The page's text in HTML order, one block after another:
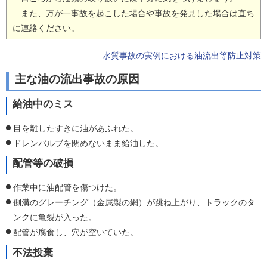
また、万が一事故を起こした場合や事故を発見した場合は直ち
に連絡ください。
水質事故の実例における油流出等防止対策
主な油の流出事故の原因
給油中のミス
目を離したすきに油があふれた。
ドレンバルブを閉めないまま給油した。
配管等の破損
作業中に油配管を傷つけた。
側溝のグレーチング（金属製の網）が跳ね上がり、トラックのタ
ンクに亀裂が入った。
配管が腐食し、穴が空いていた。
不法投棄